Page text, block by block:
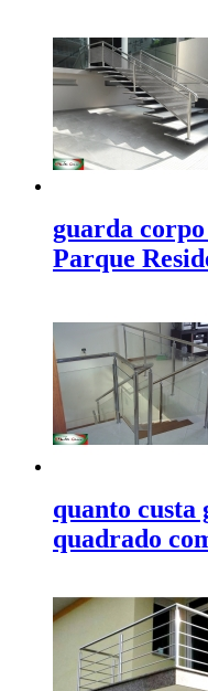
guarda
Parque
quanto custa
quadrado